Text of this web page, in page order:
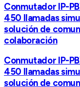
Conmutador IP-
450 llamadas
solución de
colaboración
Conmutador IP-
450 llamadas
solución de